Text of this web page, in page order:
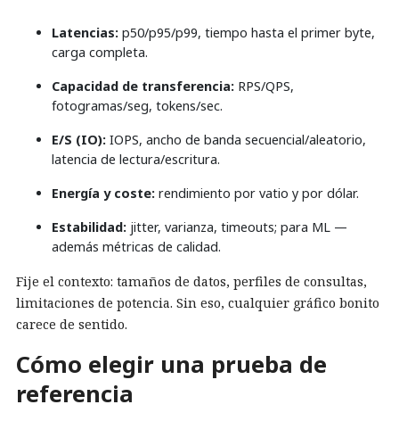
Latencias: p50/p95/p99, tiempo hasta el primer byte,
carga completa.
Capacidad de transferencia: RPS/QPS,
fotogramas/seg, tokens/sec.
E/S (IO): IOPS, ancho de banda secuencial/aleatorio,
latencia de lectura/escritura.
Energía y coste: rendimiento por vatio y por dólar.
Estabilidad: jitter, varianza, timeouts; para ML —
además métricas de calidad.
Fije el contexto: tamaños de datos, perfiles de consultas,
limitaciones de potencia. Sin eso, cualquier gráfico bonito
carece de sentido.
Cómo elegir una prueba de
referencia